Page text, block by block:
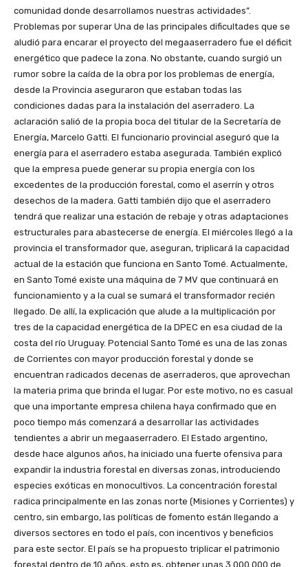
comunidad donde desarrollamos nuestras actividades”.
Problemas por superar Una de las principales dificultades que se
aludió para encarar el proyecto del megaaserradero fue el déficit
energético que padece la zona. No obstante, cuando surgió un
rumor sobre la caída de la obra por los problemas de energía,
desde la Provincia aseguraron que estaban todas las
condiciones dadas para la instalación del aserradero. La
aclaración salió de la propia boca del titular de la Secretaría de
Energía, Marcelo Gatti. El funcionario provincial aseguró que la
energía para el aserradero estaba asegurada. También explicó
que la empresa puede generar su propia energía con los
excedentes de la producción forestal, como el aserrín y otros
desechos de la madera. Gatti también dijo que el aserradero
tendrá que realizar una estación de rebaje y otras adaptaciones
estructurales para abastecerse de energía. El miércoles llegó a la
provincia el transformador que, aseguran, triplicará la capacidad
actual de la estación que funciona en Santo Tomé. Actualmente,
en Santo Tomé existe una máquina de 7 MV que continuará en
funcionamiento y a la cual se sumará el transformador recién
llegado. De allí, la explicación que alude a la multiplicación por
tres de la capacidad energética de la DPEC en esa ciudad de la
costa del río Uruguay. Potencial Santo Tomé es una de las zonas
de Corrientes con mayor producción forestal y donde se
encuentran radicados decenas de aserraderos, que aprovechan
la materia prima que brinda el lugar. Por este motivo, no es casual
que una importante empresa chilena haya confirmado que en
poco tiempo más comenzará a desarrollar las actividades
tendientes a abrir un megaaserradero. El Estado argentino,
desde hace algunos años, ha iniciado una fuerte ofensiva para
expandir la industria forestal en diversas zonas, introduciendo
especies exóticas en monocultivos. La concentración forestal
radica principalmente en las zonas norte (Misiones y Corrientes) y
centro, sin embargo, las políticas de fomento están llegando a
diversos sectores en todo el país, con incentivos y beneficios
para este sector. El país se ha propuesto triplicar el patrimonio
forestal dentro de 10 años, esto es, obtener unas 3.000.000 de